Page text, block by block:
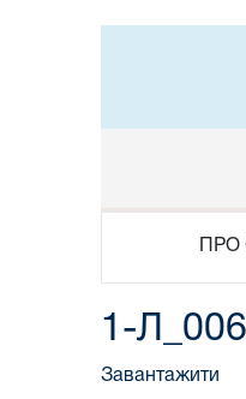
1-
Завантажити